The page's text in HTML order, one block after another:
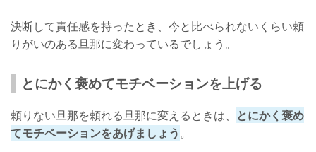
決断して責任感を持ったとき、今と比べられないくらい頼
りがいのある旦那に変わっているでしょう。
とにかく褒めてモチベーションを上げる
頼りない旦那を頼れる旦那に変えるときは、 とにかく褒め
てモチベーションをあげましょう。